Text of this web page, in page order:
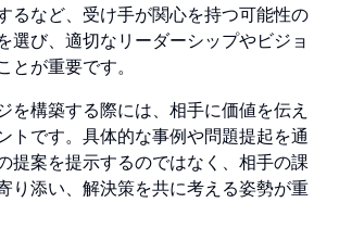
るなど、受け手が関心を持つ可能性の
選び、適切なリーダーシップやビジョ
とが重要です。
を構築する際には、相手に価値を伝え
トです。具体的な事例や問題提起を通
提案を提示するのではなく、相手の課
り添い、解決策を共に考える姿勢が重